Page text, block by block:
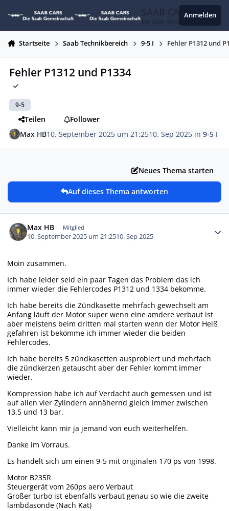
SAAB CARS
Die Saab Gemeinschaft
Anmelden
Startseite Saab Technikbereich 9-5 I Fehler P1312 und
Fehler P1312 und P1334
9-5
Teilen
Follower
Max HB10. September 2025 um 21:2510. Sep 2025 in9-5 I
Neues Thema starten
Auf dieses Thema antworten
Max HB Mitglied
10. September 2025 um 21:2510. Sep 2025
Moin zusammen.
Ich habe leider seid ein paar Tagen das Problem das ich
immer wieder die Fehlercodes P1312 und 1334 bekomme.
Ich habe bereits die Zündkasette mehrfach gewechselt am
Anfang läuft der Motor super wenn eine amdere verbaut ist
aber meistens beim dritten mal starten wenn der Motor Heiß
gefahren ist bekomme ich immer wieder die beiden
Fehlercodes.
Ich habe bereits 5 zündkasetten ausprobiert und mehrfach
die zündkerzen getauscht aber der Fehler kommt immer
wieder.
Kompression habe ich auf Verdacht auch gemessen und ist
auf allen vier Zylindern annähernd gleich immer zwischen
13.5 und 13 bar.
Vielleicht kann mir ja jemand von euch weiterhelfen.
Danke im Vorraus.
Es handelt sich um einen 9-5 mit originalen 170 ps von 1998.
Motor B235R
Steuergerät vom 260ps aero Verbaut
Großer turbo ist ebenfalls verbaut genau so wie die zweite
lambdasonde (Nach Kat)